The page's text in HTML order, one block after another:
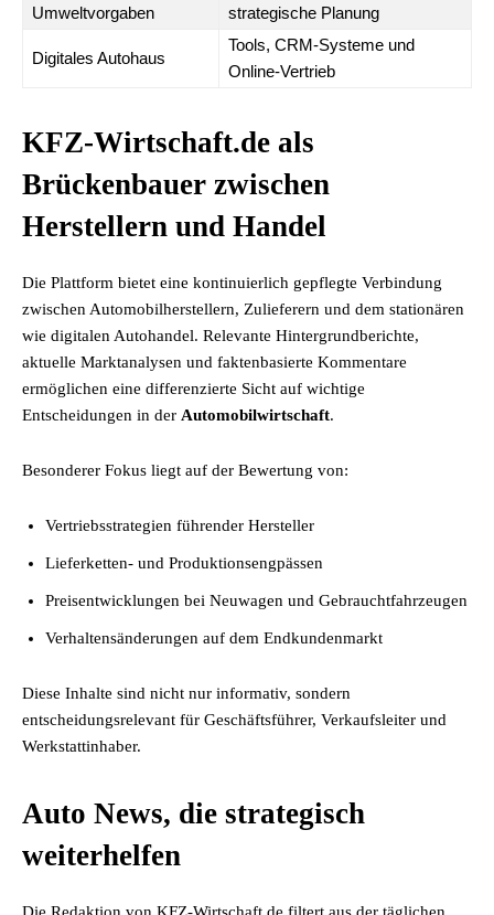
Umweltvorgaben
strategische Planung
Digitales Autohaus
Tools, CRM-Systeme und
Online-Vertrieb
KFZ-Wirtschaft.de als
Brückenbauer zwischen
Herstellern und Handel
Die Plattform bietet eine kontinuierlich gepflegte Verbindung
zwischen Automobilherstellern, Zulieferern und dem stationären
wie digitalen Autohandel. Relevante Hintergrundberichte,
aktuelle Marktanalysen und faktenbasierte Kommentare
ermöglichen eine differenzierte Sicht auf wichtige
Entscheidungen in der Automobilwirtschaft.
Besonderer Fokus liegt auf der Bewertung von:
Vertriebsstrategien führender Hersteller
Lieferketten- und Produktionsengpässen
Preisentwicklungen bei Neuwagen und Gebrauchtfahrzeugen
Verhaltensänderungen auf dem Endkundenmarkt
Diese Inhalte sind nicht nur informativ, sondern
entscheidungsrelevant für Geschäftsführer, Verkaufsleiter und
Werkstattinhaber.
Auto News, die strategisch
weiterhelfen